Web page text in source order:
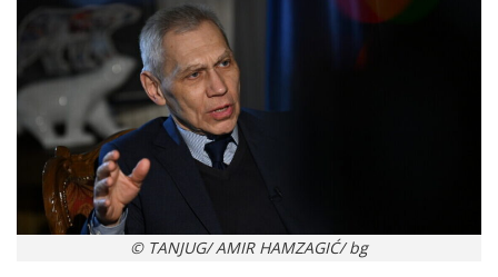
© TANJUG/ AMIR HAMZAGIĆ/ bg